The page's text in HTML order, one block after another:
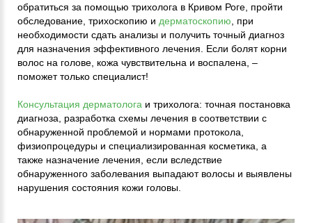
обратиться за помощью трихолога в Кривом Роге, пройти
обследование, трихоскопию и дерматоскопию , при
необходимости сдать анализы и получить точный диагноз
для назначения эффективного лечения. Если болят корни
волос на голове, кожа чувствительна и воспалена, –
поможет только специалист!
Консультация дерматолога и трихолога: точная постановка
диагноза, разработка схемы лечения в соответствии с
обнаруженной проблемой и нормами протокола,
физиопроцедуры и специализированная косметика, а
также назначение лечения, если вследствие
обнаруженного заболевания выпадают волосы и выявлены
нарушения состояния кожи головы.